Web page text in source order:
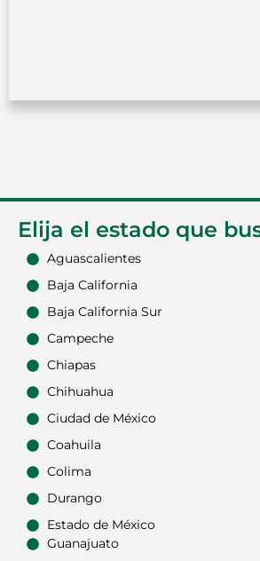
Elija el estado que
Aguascalientes
Baja California
Baja California Sur
Campeche
Chiapas
Chihuahua
Ciudad de México
Coahuila
Colima
Durango
Estado de México
Guanajuato